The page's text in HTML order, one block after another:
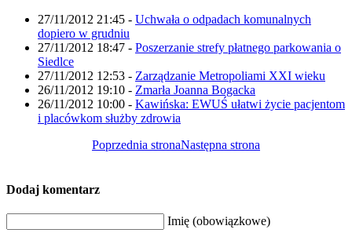
27/11/2012 21:45 - Uchwała o odpadach komunalnych
dopiero w grudniu
27/11/2012 18:47 - Poszerzanie strefy płatnego parkowania o
Siedlce
27/11/2012 12:53 - Zarządzanie Metropoliami XXI wieku
26/11/2012 19:10 - Zmarła Joanna Bogacka
26/11/2012 10:00 - Kawińska: EWUŚ ułatwi życie pacjentom
i placówkom służby zdrowia
Poprzednia stronaNastępna strona
Dodaj komentarz
Imię (obowiązkowe)